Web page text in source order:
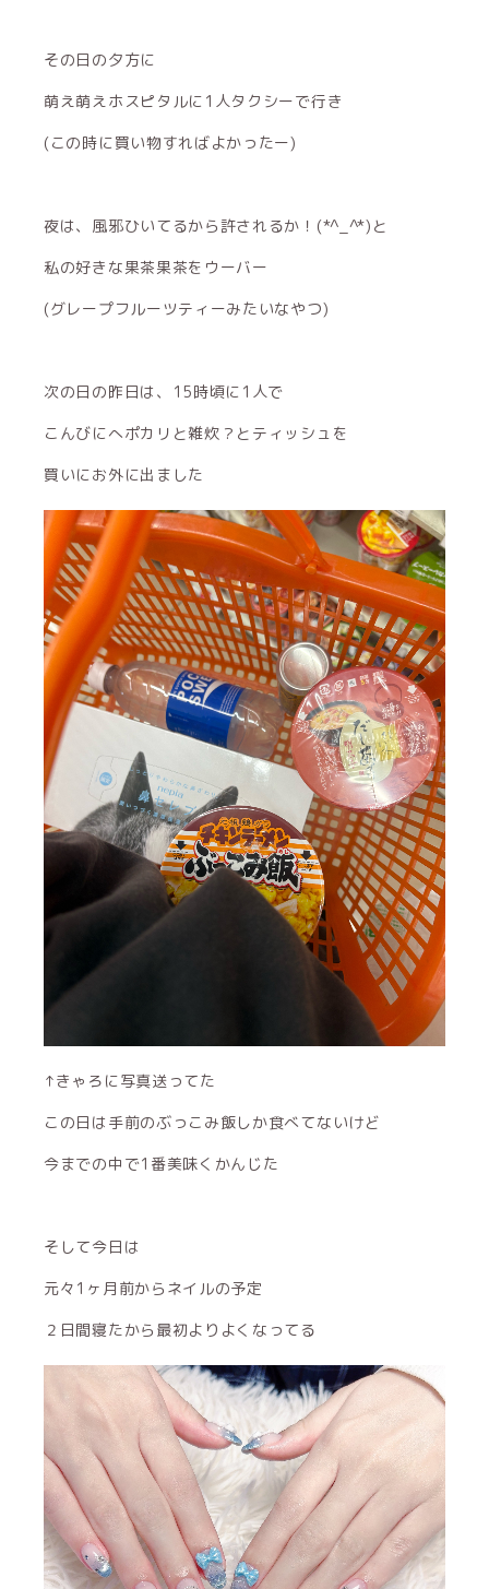
その日の夕方に
萌え萌えホスピタルに1人タクシーで行き
(この時に買い物すればよかったー)
夜は、風邪ひいてるから許されるか！(*^_^*)と
私の好きな果茶果茶をウーバー
(グレープフルーツティーみたいなやつ)
次の日の昨日は、15時頃に1人で
こんびにへポカリと雑炊？とティッシュを
買いにお外に出ました
↑きゃろに写真送ってた
この日は手前のぶっこみ飯しか食べてないけど
今までの中で1番美味くかんじた
そして今日は
元々1ヶ月前からネイルの予定
２日間寝たから最初よりよくなってる